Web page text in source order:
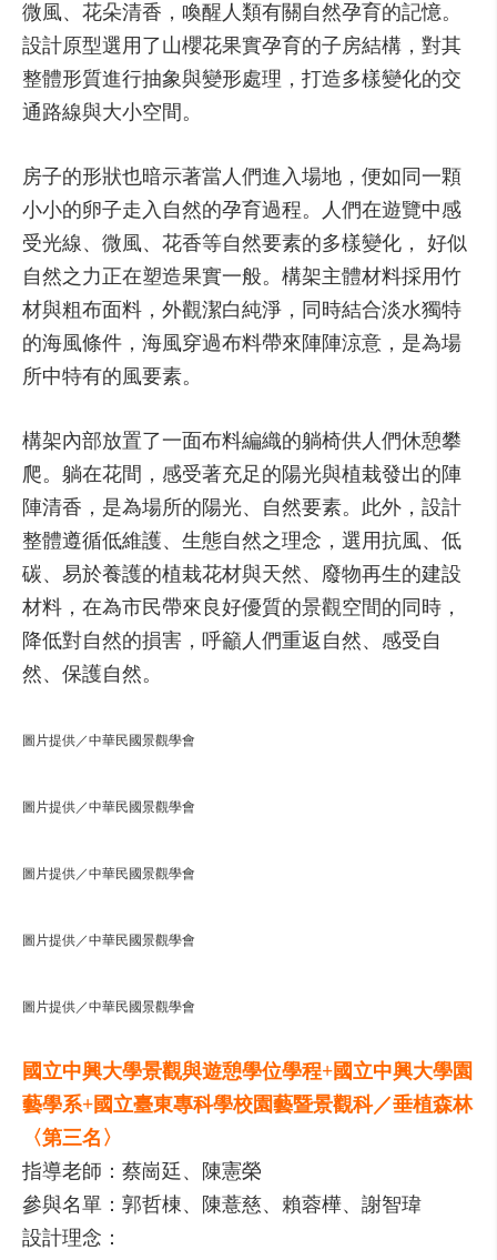
微風、花朵清香，喚醒人類有關自然孕育的記憶。
設計原型選用了山櫻花果實孕育的子房結構，對其
整體形質進行抽象與變形處理，打造多樣變化的交
通路線與大小空間。
房子的形狀也暗示著當人們進入場地，便如同一顆
小小的卵子走入自然的孕育過程。人們在遊覽中感
受光線、微風、花香等自然要素的多樣變化， 好似
自然之力正在塑造果實一般。構架主體材料採用竹
材與粗布面料，外觀潔白純淨，同時結合淡水獨特
的海風條件，海風穿過布料帶來陣陣涼意，是為場
所中特有的風要素。
構架內部放置了一面布料編織的躺椅供人們休憩攀
爬。躺在花間，感受著充足的陽光與植栽發出的陣
陣清香，是為場所的陽光、自然要素。此外，設計
整體遵循低維護、生態自然之理念，選用抗風、低
碳、易於養護的植栽花材與天然、廢物再生的建設
材料，在為市民帶來良好優質的景觀空間的同時，
降低對自然的損害，呼籲人們重返自然、感受自
然、保護自然。
圖片提供／中華民國景觀學會
圖片提供／中華民國景觀學會
圖片提供／中華民國景觀學會
圖片提供／中華民國景觀學會
圖片提供／中華民國景觀學會
國立中興大學景觀與遊憩學位學程+國立中興大學園
藝學系+國立臺東專科學校園藝暨景觀科／垂植森林
〈第三名〉
指導老師：蔡崗廷、陳憲榮
參與名單：郭哲棟、陳薏慈、賴蓉樺、謝智瑋
設計理念：